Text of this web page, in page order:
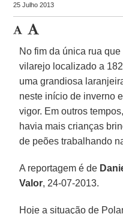
25 Julho 2013
No fim da única rua que
vilarejo localizado a
uma grandiosa
neste início de inverno
vigor. Em outros
havia mais crianças
de peões trabalhando
A reportagem é de
Valor, 24-07-2013.
Hoje a situação de